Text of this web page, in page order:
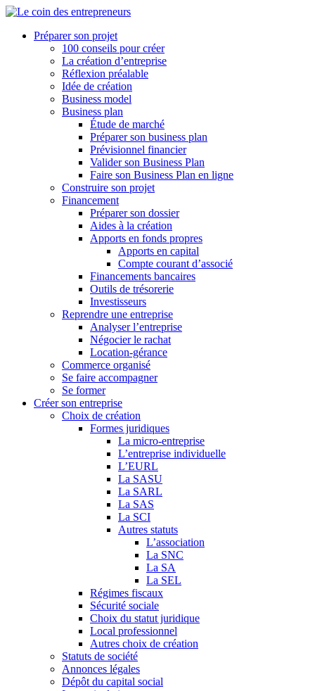
Préparer son projet
100 conseils pour créer
La création d’entreprise
Réflexion préalable
Idée de création
Business model
Business plan
Étude de marché
Préparer son business plan
Prévisionnel financier
Valider son Business Plan
Faire son Business Plan en ligne
Construire son projet
Financement
Préparer son dossier
Aides à la création
Apports en fonds propres
Apports en capital
Compte courant d’associé
Financements bancaires
Outils de trésorerie
Investisseurs
Reprendre une entreprise
Analyser l’entreprise
Négocier le rachat
Location-gérance
Commerce organisé
Se faire accompagner
Se former
Créer son entreprise
Choix de création
Formes juridiques
La micro-entreprise
L’entreprise individuelle
L’EURL
La SASU
La SARL
La SAS
La SCI
Autres statuts
L’association
La SNC
La SA
La SEL
Régimes fiscaux
Sécurité sociale
Choix du statut juridique
Local professionnel
Autres choix de création
Statuts de société
Annonces légales
Dépôt du capital social